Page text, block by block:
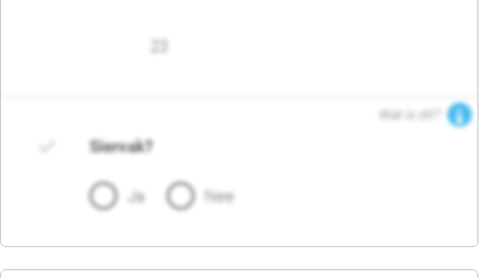
Wat is dit?
Siervak?
Ja Nee